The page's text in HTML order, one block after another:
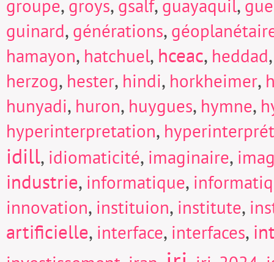
groupe, groys, gsalf, guayaquil,
guinard, générations,
hamayon, hatchuel, hceac, heddad
herzog, hester, hindi, horkheimer,
hunyadi, huron, huygues, hymne,
hyperinterpretation,
idill, idiomaticité, imaginaire,
industrie, informatique,
innovation, instituion, institute,
artificielle, interface, interfaces,